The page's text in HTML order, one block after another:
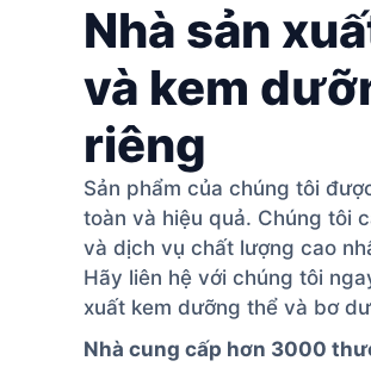
Nhà sản
và kem
riêng
Sản phẩm của chúng tôi
toàn và hiệu quả. Chúng tôi
và dịch vụ chất lượng cao
Hãy liên hệ với chúng tôi
xuất kem dưỡng thể và bơ
Nhà cung cấp hơn 3000